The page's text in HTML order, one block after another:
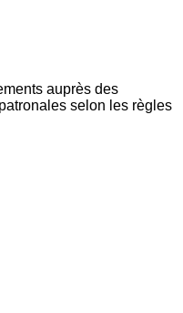
auprès des
selon les règles